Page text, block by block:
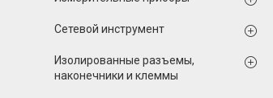
Сетевой инструмент
Изолированные разъемы,
наконечники и клеммы